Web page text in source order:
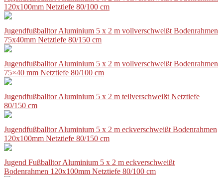
120x100mm Netztiefe 80/100 cm
Jugendfußballtor Aluminium 5 x 2 m vollverschweißt Bodenrahmen
75x40mm Netztiefe 80/150 cm
Jugendfußballtor Aluminium 5 x 2 m vollverschweißt Bodenrahmen
75×40 mm Netztiefe 80/100 cm
Jugendfußballtor Aluminium 5 x 2 m teilverschweißt Netztiefe
80/150 cm
Jugendfußballtor Aluminium 5 x 2 m eckverschweißt Bodenrahmen
120x100mm Netztiefe 80/150 cm
Jugend Fußballtor Aluminium 5 x 2 m eckverschweißt
Bodenrahmen 120x100mm Netztiefe 80/100 cm